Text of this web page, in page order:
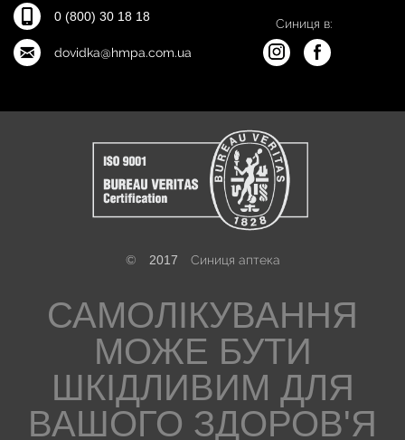
0 (800) 30 18 18
dovidka@hmpa.com.ua
Синиця в:
© 2017 Синиця аптека
САМОЛІКУВАННЯ
МОЖЕ БУТИ
ШКІДЛИВИМ ДЛЯ
ВАШОГО ЗДОРОВ'Я